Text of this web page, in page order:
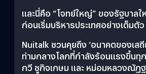
และนี่คือ “โจทย์ใหญ่” ของรัฐบาลใ
ก่อนเริ่มบริหารประเทศอย่างเต็มตัว
Nuitalk ชวนคุยถึง ‘อนาคตของเส
ท่ามกลางโลกที่กำลังร้อนแรงขึ้นทุ
กวี ชูกิจเกษม และ หม่อมหลวงณัฏ